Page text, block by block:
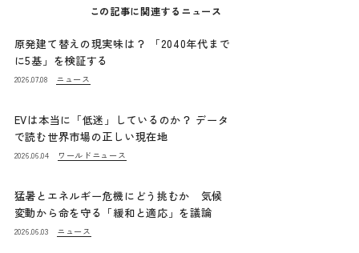
この記事に関連するニュース
原発建て替えの現実味は？ 「2040年代まで
に5基」を検証する
2026.07.08 ニュース
EVは本当に「低迷」しているのか？ データ
で読む世界市場の正しい現在地
2026.06.04 ワールドニュース
猛暑とエネルギー危機にどう挑むか 気候
変動から命を守る「緩和と適応」を議論
2026.06.03 ニュース